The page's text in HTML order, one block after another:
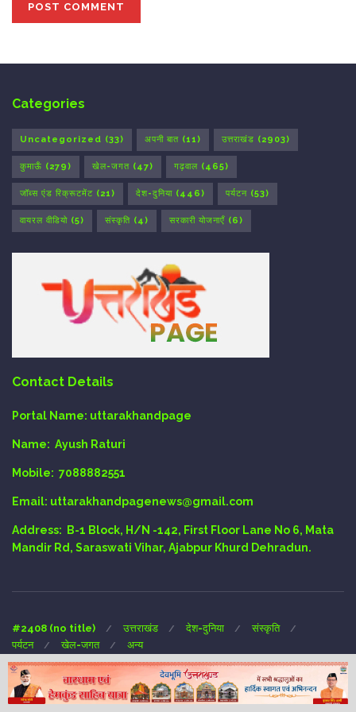
Categories
Uncategorized (33) अपनी बात (11) उत्तराखंड (2903)
कुमाऊँ (279) खेल-जगत (47) गढ़वाल (465)
जॉब्स एंड रिक्रूटमेंट (21) देश-दुनिया (446) पर्यटन (53)
वायरल वीडियो (5) संस्कृति (4) सरकारी योजनाएँ (6)
Contact Details
Portal Name: uttarakhandpage
Name: Ayush Raturi
Mobile: 7088882551
Email: uttarakhandpagenews@gmail.com
Address:
B-1 Block, H/N -142, First Floor Lane No 6, Mata
Mandir Rd, Saraswati Vihar, Ajabpur Khurd Dehradun.
#2408 (no title) उत्तराखंड देश-दुनिया
संस्कृति
पर्यटन
खेल-जगत अन्य
Copyright © 2024 UTTARAKHAND-PAGE